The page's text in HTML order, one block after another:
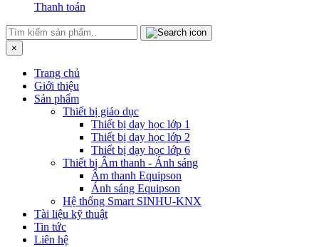
Thanh toán
×
Trang chủ
Giới thiệu
Sản phẩm
Thiết bị giáo dục
Thiết bị dạy học lớp 1
Thiết bị dạy học lớp 2
Thiết bị dạy học lớp 6
Thiết bị Âm thanh - Ánh sáng
Âm thanh Equipson
Ánh sáng Equipson
Hệ thống Smart SINHU-KNX
Tài liệu kỹ thuật
Tin tức
Liên hệ